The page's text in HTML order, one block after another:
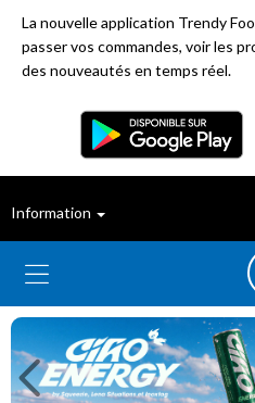
La nouvelle application Trendy
passer vos commandes, voir les
des nouveautés en temps réel.
Information
ventes
Nouveautés
Promotions
Previous